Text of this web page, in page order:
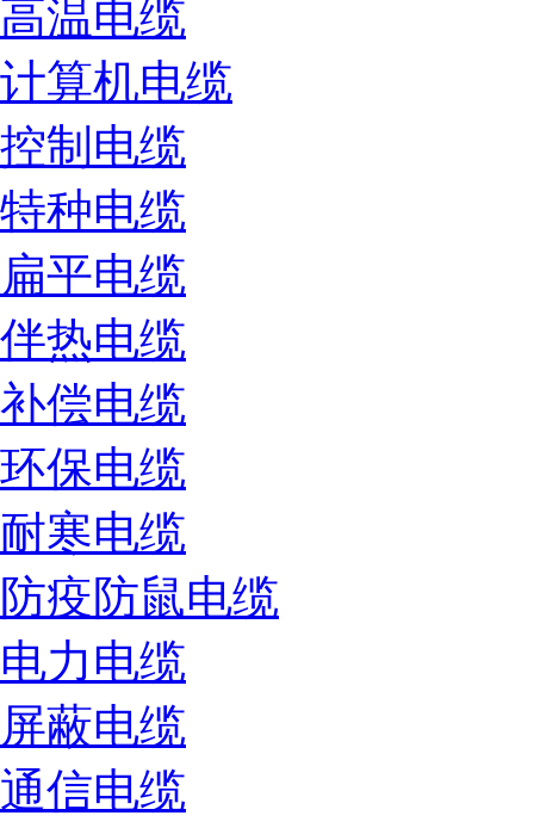
高温电缆
计算机电缆
控制电缆
特种电缆
扁平电缆
伴热电缆
补偿电缆
环保电缆
耐寒电缆
防疫防鼠电缆
电力电缆
屏蔽电缆
通信电缆